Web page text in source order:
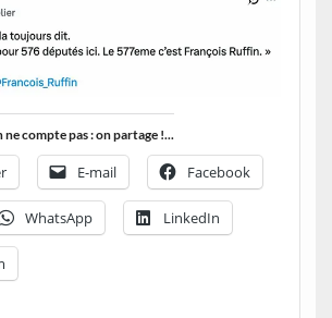
compte pas : on partage !...
E-mail Facebook
WhatsApp LinkedIn